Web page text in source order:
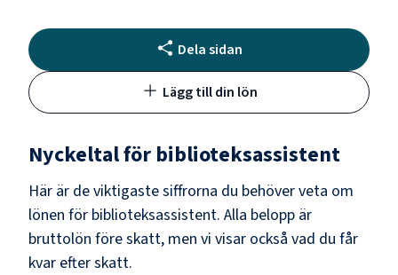
Dela sidan
Lägg till din lön
Nyckeltal för biblioteksassistent
Här är de viktigaste siffrorna du behöver veta om
lönen för biblioteksassistent. Alla belopp är
bruttolön före skatt, men vi visar också vad du får
kvar efter skatt.